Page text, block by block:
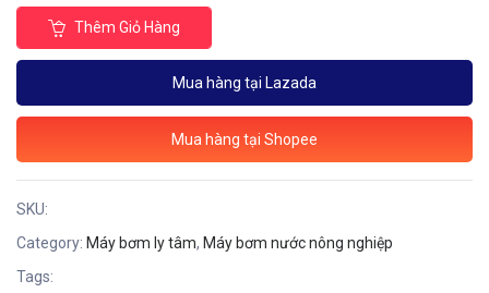
Thêm Giỏ Hàng
Mua hàng tại Lazada
Mua hàng tại Shopee
SKU:
Category: Máy bơm ly tâm, Máy bơm nước nông nghiệp
Tags: